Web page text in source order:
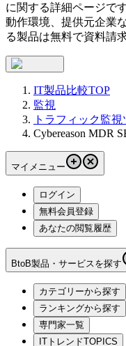
に関する詳細ページで
動作環境、提供元企業
る製品は無料で資料請
IT製品比較TOP
監視
トラフィック監
Cybereason MDR
マイメニュー
ログイン
無料会員登録
あなたの閲覧履歴
BtoB製品・サービスを探す
カテゴリーから探す
ランキングから探す
専門家一覧
ITトレンドTOPICS